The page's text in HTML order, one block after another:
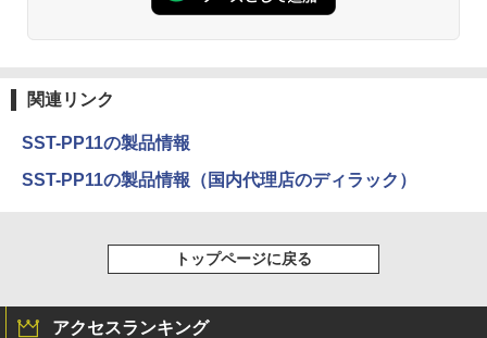
関連リンク
SST-PP11の製品情報
SST-PP11の製品情報（国内代理店のディラック）
トップページに戻る
アクセスランキング